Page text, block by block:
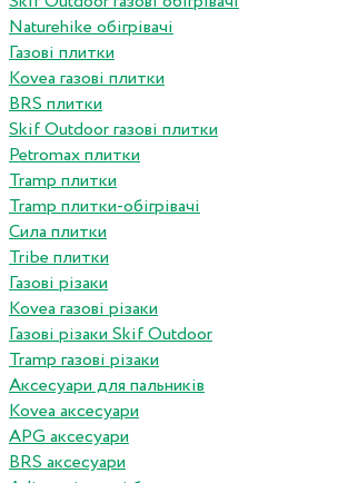
Naturehike обігрівачі
Газові плитки
Kovea газові плитки
BRS плитки
Skif Outdoor газові плитки
Petromax плитки
Tramp плитки
Tramp плитки-обігрівачі
Сила плитки
Tribe плитки
Газові різаки
Kovea газові різаки
Газові різаки Skif Outdoor
Tramp газові різаки
Аксесуари для пальників
Kovea аксесуари
APG аксесуари
BRS аксесуари